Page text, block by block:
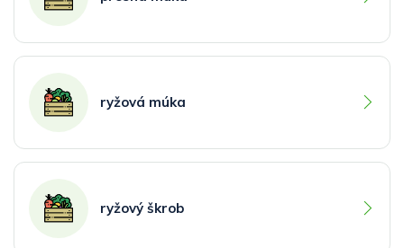
ryžová múka
ryžový škrob